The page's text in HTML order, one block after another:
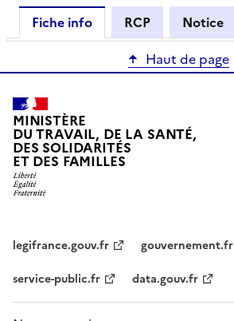
Fiche info RCP Notice
Haut de page
MINISTÈRE
DU TRAVAIL, DE LA SANTÉ,
DES SOLIDARITÉS
ET DES FAMILLES
legifrance.gouv.fr
gouvernement.fr
service-public.fr
data.gouv.fr